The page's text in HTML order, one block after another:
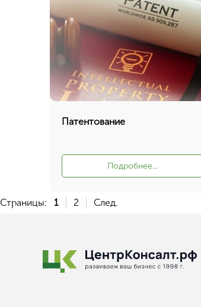
Патентование
Подробнее...
Страницы: 1 2 След.